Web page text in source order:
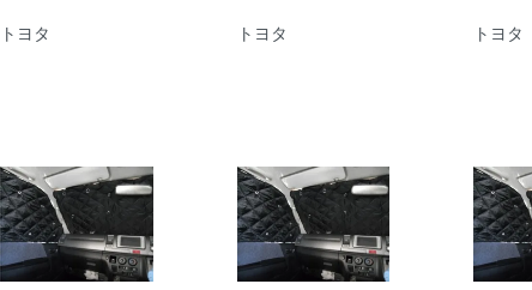
トヨタ
トヨタ
トヨタ